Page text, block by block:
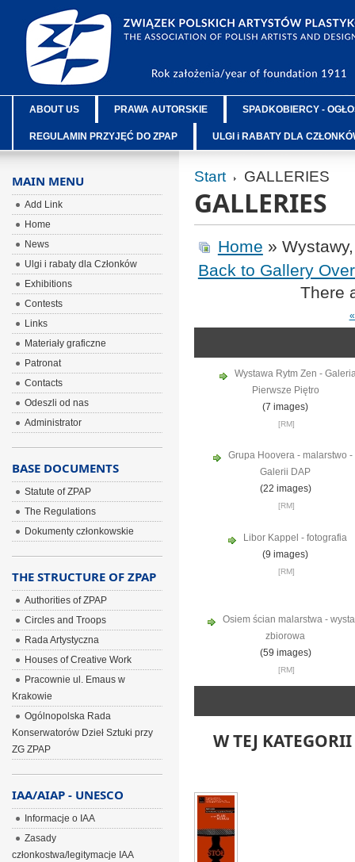
ABOUT US PRAWA AUTORSKIE SPADKOBIERCY -
REGULAMIN PRZYJĘĆ DO ZPAP ULGI i RABATY DLA
Start GALLERIES
GALLERIES
Home »
Back to Gallery
There
Wystawa Rytm Zen -
Pierwsze Piętro
(7 images)
[RM]
Grupa Hoovera - malarstwo -
Galerii DAP
(22 images)
[RM]
Libor Kappel - fotografia
(9 images)
[RM]
Osiem ścian malarstwa -
zbiorowa
(59 images)
[RM]
W TEJ
MAIN MENU
Add Link
Home
News
Ulgi i rabaty dla Członków
Exhibitions
Contests
Links
Materiały graficzne
Patronat
Contacts
Odeszli od nas
Administrator
BASE DOCUMENTS
Statute of ZPAP
The Regulations
Dokumenty członkowskie
THE STRUCTURE OF ZPAP
Authorities of ZPAP
Circles and Troops
Rada Artystyczna
Houses of Creative Work
Pracownie ul. Emaus w
Krakowie
Ogólnopolska Rada
Konserwatorów Dzieł Sztuki przy
ZG ZPAP
IAA/AIAP - UNESCO
Informacje o IAA
Zasady
członkostwa/legitymacje IAA